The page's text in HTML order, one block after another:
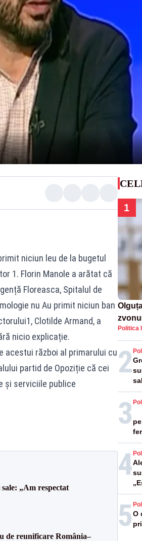
niciun leu de la bugetul
1. Florin Manole a arătat că
Floreasca, Spitalul de
nu Au primit niciun ban
Clotilde Armand, a
nicio explicație.
acestui război al primarului cu
partid de Opoziție că cei
și serviciile publice
„Am respectat
de reunificare România–
1
de
Politica
2
3
4
5O